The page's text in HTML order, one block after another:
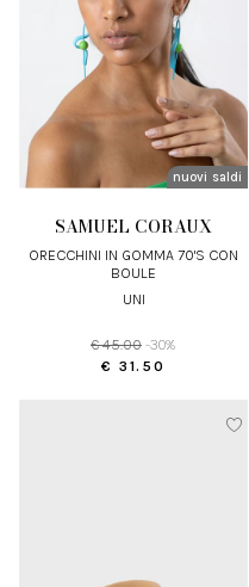
nuovi arrivi
saldi
SAMUEL CORAUX
ORECCHINI IN GOMMA 70'S CON
BOULE
UNI
€ 45.00 -30%
€ 31.50